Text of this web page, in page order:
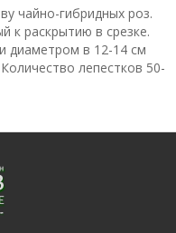
чайно-гибридных роз.
к раскрытию в срезке.
диаметром в 12-14 см
лепестков 50-